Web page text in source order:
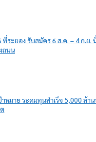
ระยอง รับสมัคร 6 ส.ค. – 4 ก.ย.
ถนน
หมาย ระดมทุนสำเร็จ 5,000 ล้า